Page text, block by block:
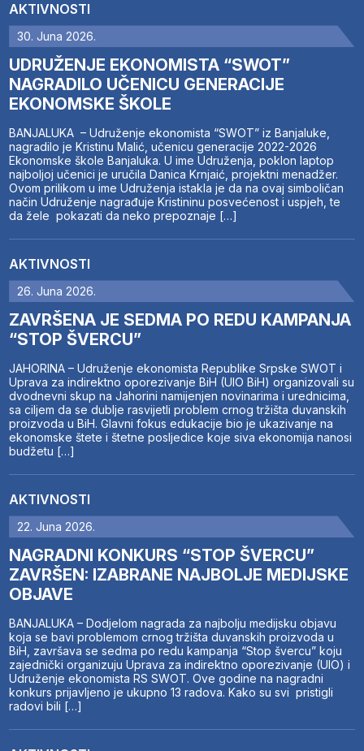
AKTIVNOSTI
30. Juna 2026.
UDRUŽENJE EKONOMISTA “SWOT”
NAGRADILO UČENICU GENERACIJE
EKONOMSKE ŠKOLE
BANJALUKA – Udruženje ekonomista “SWOT” iz Banjaluke,
nagradilo je Kristinu Malić, učenicu generacije 2022-2026
Ekonomske škole Banjaluka. U ime Udruženja, poklon laptop
najboljoj učenici je uručila Danica Krnjaić, projektni menadžer.
Ovom prilikom u ime Udruženja istakla je da na ovaj simboličan
način Udruženje nagrađuje Kristininu posvećenost i uspjeh, te
da žele pokazati da neko prepoznaje […]
AKTIVNOSTI
26. Juna 2026.
ZAVRŠENA JE SEDMA PO REDU KAMPANJA
“STOP ŠVERCU”
JAHORINA – Udruženje ekonomista Republike Srpske SWOT i
Uprava za indirektno oporezivanje BiH (UIO BiH) organizovali su
dvodnevni skup na Jahorini namijenjen novinarima i urednicima,
sa ciljem da se dublje rasvijetli problem crnog tržišta duvanskih
proizvoda u BiH. Glavni fokus edukacije bio je ukazivanje na
ekonomske štete i štetne posljedice koje siva ekonomija nanosi
budžetu […]
AKTIVNOSTI
22. Juna 2026.
NAGRADNI KONKURS “STOP ŠVERCU”
ZAVRŠEN: IZABRANE NAJBOLJE MEDIJSKE
OBJAVE
BANJALUKA – Dodjelom nagrada za najbolju medijsku objavu
koja se bavi problemom crnog tržišta duvanskih proizvoda u
BiH, završava se sedma po redu kampanja “Stop švercu” koju
zajednički organizuju Uprava za indirektno oporezivanje (UIO) i
Udruženje ekonomista RS SWOT. Ove godine na nagradni
konkurs prijavljeno je ukupno 13 radova. Kako su svi pristigli
radovi bili […]